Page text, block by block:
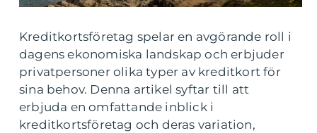
Kreditkortsföretag spelar en avgörande roll i
dagens ekonomiska landskap och erbjuder
privatpersoner olika typer av kreditkort för
sina behov. Denna artikel syftar till att
erbjuda en omfattande inblick i
kreditkortsföretag och deras variation,